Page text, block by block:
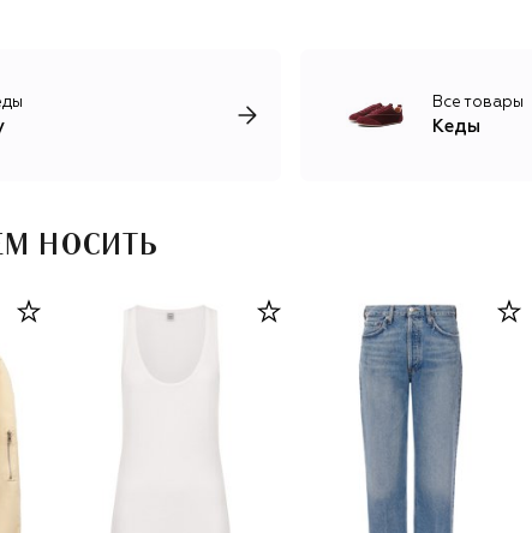
вариациях. Среди ключевых
кеды Dallas,
Все товары
Кеды
НОСИТЬ